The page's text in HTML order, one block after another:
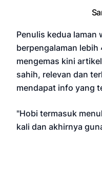
Penulis kedua laman
berpengalaman
mengemas kini
sahih, relevan dan
mendapat info yang
"Hobi termasuk
kali dan akhirnya